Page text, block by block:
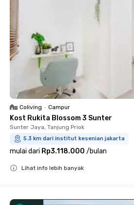
Coliving • Campur
Kost Rukita Blossom 3 Sunter
Sunter Jaya, Tanjung Priok
5.3 km dari institut kesenian jakarta
mulai dari Rp3.118.000 /bulan
Lihat info lebih banyak